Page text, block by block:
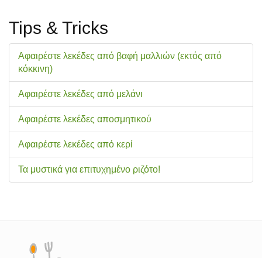
Tips & Tricks
Αφαιρέστε λεκέδες από βαφή μαλλιών (εκτός από
κόκκινη)
Αφαιρέστε λεκέδες από μελάνι
Αφαιρέστε λεκέδες αποσμητικού
Αφαιρέστε λεκέδες από κερί
Τα μυστικά για επιτυχημένο ριζότο!